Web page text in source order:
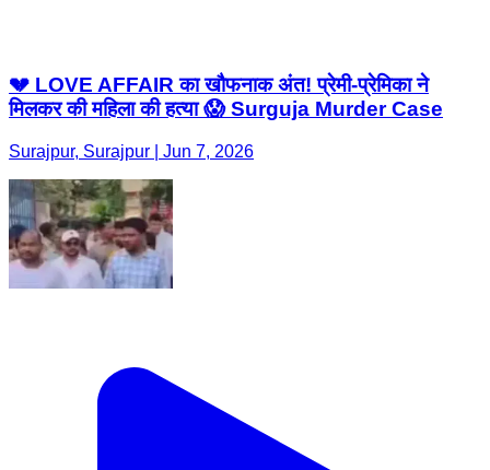
💔 LOVE AFFAIR का खौफनाक अंत! प्रेमी-प्रेमिका ने
मिलकर की महिला की हत्या 😱 Surguja Murder Case
Surajpur, Surajpur | Jun 7, 2026